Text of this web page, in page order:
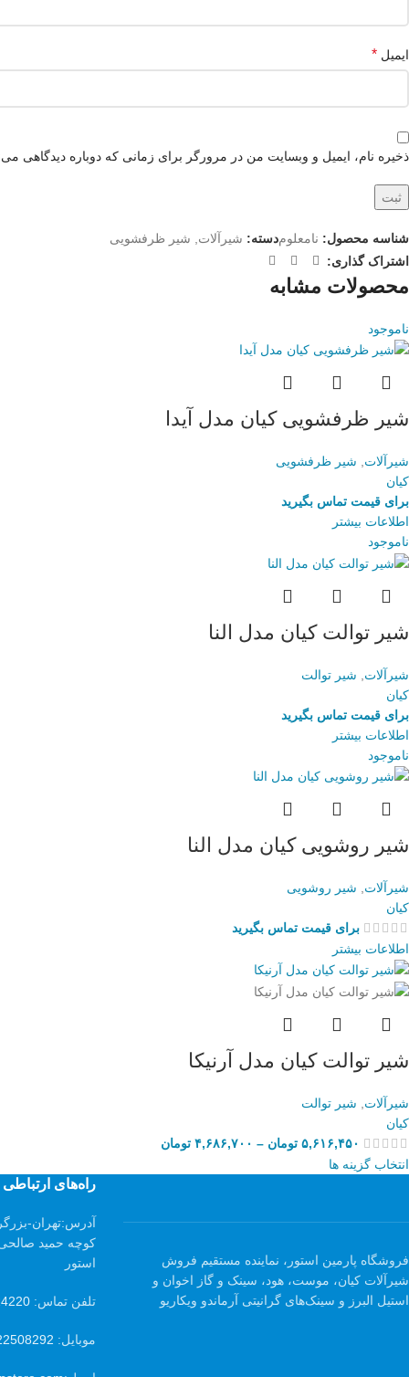
ایمیل *
ذخیره نام، ایمیل و وبسایت من در مرورگر برای زمانی که دوباره دیدگاهی
شناسه محصول: نامعلومدسته: شیرآلات
شیر ظرفشویی
اشتراک گذاری:
محصولات مشابه
ناموجود
شیر ظرفشویی کیان مدل آیدا
شیرآلات, شیر ظرفشویی
کیان
برای قیمت تماس بگیرید
اطلاعات بیشتر
ناموجود
شیر توالت کیان مدل النا
شیرآلات
شیر توالت
کیان
برای قیمت تماس بگیرید
اطلاعات بیشتر
ناموجود
شیر روشویی کیان مدل النا
شیرآلات
شیر روشویی
کیان
برای قیمت تماس بگیرید
اطلاعات بیشتر
شیر توالت کیان مدل آرنیکا
شیرآلات
شیر توالت
کیان
۵,۶۱۶,۴۵۰ تومان – ۴,۶۸۶,۷۰۰ تومان
انتخاب گزینه ها
فروشگاه پارمین استور، نماینده مستقیم فروش
شیرآلات کیان، موست، هود، سینک و گاز اخوان و
استیل البرز و سینک‌های گرانیتی آرماندو ویکاریو
راه‌های ارتباطی
آدرس:تهران-
استور
تلفن تماس:
موبایل: